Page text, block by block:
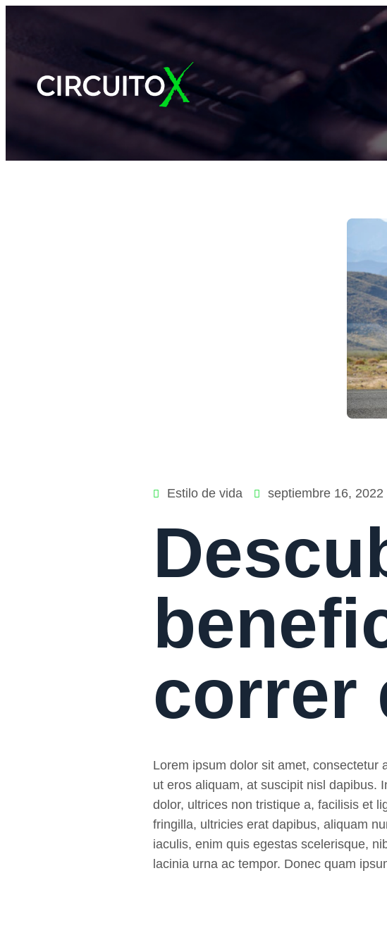
Estilo de vida septiembre 16, 2022
correr
Lorem ipsum dolor sit amet, consectetur
ut eros aliquam, at suscipit nisl dapibus.
dolor, ultrices non tristique a, facilisis et
fringilla, ultricies erat dapibus, aliquam
iaculis, enim quis egestas scelerisque,
lacinia urna ac tempor. Donec quam